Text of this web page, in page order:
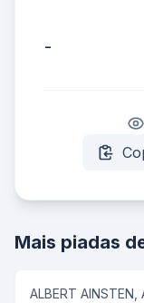
-
Mais piadas
ALBERT AINSTEN,